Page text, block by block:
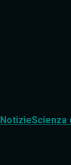
NotizieScienza